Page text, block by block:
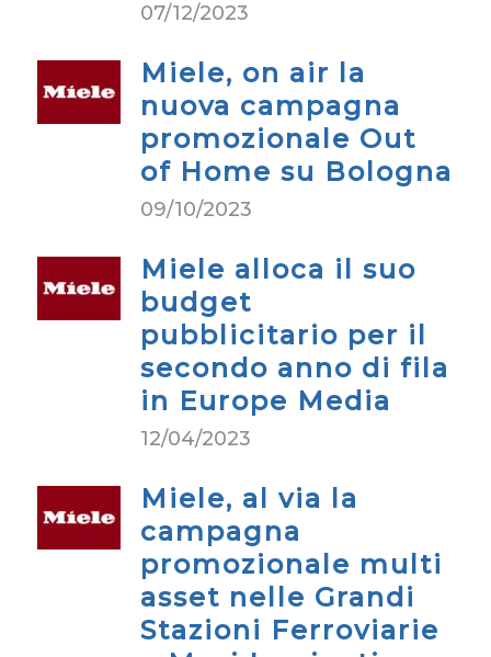
07/12/2023
Miele, on air la
nuova campagna
promozionale Out
of Home su Bologna
09/10/2023
Miele alloca il suo
budget
pubblicitario per il
secondo anno di fila
in Europe Media
12/04/2023
Miele, al via la
campagna
promozionale multi
asset nelle Grandi
Stazioni Ferroviarie